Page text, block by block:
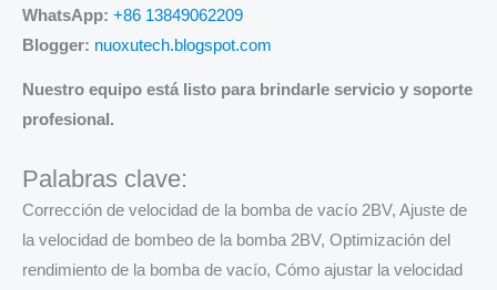
WhatsApp: +86 13849062209
Blogger: nuoxutech.blogspot.com
Nuestro equipo está listo para brindarle servicio y soporte
profesional.
Palabras clave:
Corrección de velocidad de la bomba de vacío 2BV, Ajuste de
la velocidad de bombeo de la bomba 2BV, Optimización del
rendimiento de la bomba de vacío, Cómo ajustar la velocidad